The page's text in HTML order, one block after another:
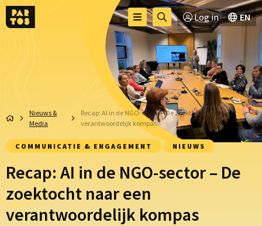
Toggle
menu
Menu
Ga
naar
zoekpagina
Log in EN
Nieuws &
Media
Recap: AI in de NGO-sector – De zoektocht naar een
verantwoordelijk kompas
COMMUNICATIE & ENGAGEMENT NIEUWS
Recap: AI in de NGO-sector – De
zoektocht naar een
verantwoordelijk kompas